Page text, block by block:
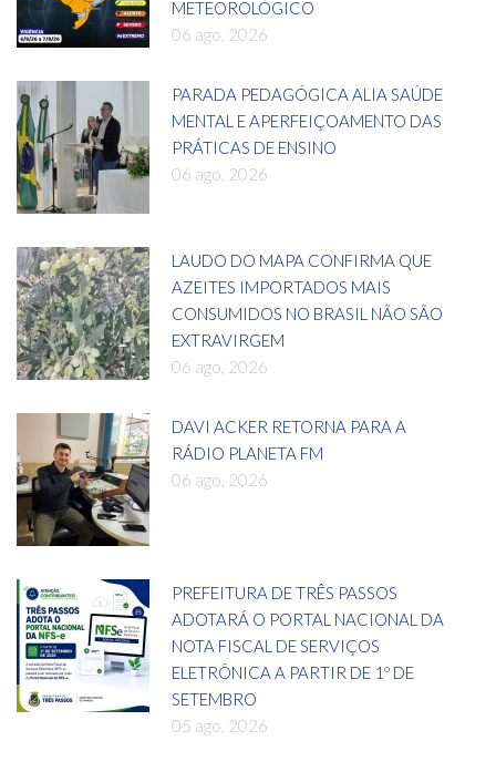
METEOROLÓGICO
06 ago, 2026
PARADA PEDAGÓGICA ALIA SAÚDE
MENTAL E APERFEIÇOAMENTO DAS
PRÁTICAS DE ENSINO
06 ago, 2026
LAUDO DO MAPA CONFIRMA QUE
AZEITES IMPORTADOS MAIS
CONSUMIDOS NO BRASIL NÃO SÃO
EXTRAVIRGEM
06 ago, 2026
DAVI ACKER RETORNA PARA A
RÁDIO PLANETA FM
06 ago, 2026
PREFEITURA DE TRÊS PASSOS
ADOTARÁ O PORTAL NACIONAL DA
NOTA FISCAL DE SERVIÇOS
ELETRÔNICA A PARTIR DE 1º DE
SETEMBRO
05 ago, 2026